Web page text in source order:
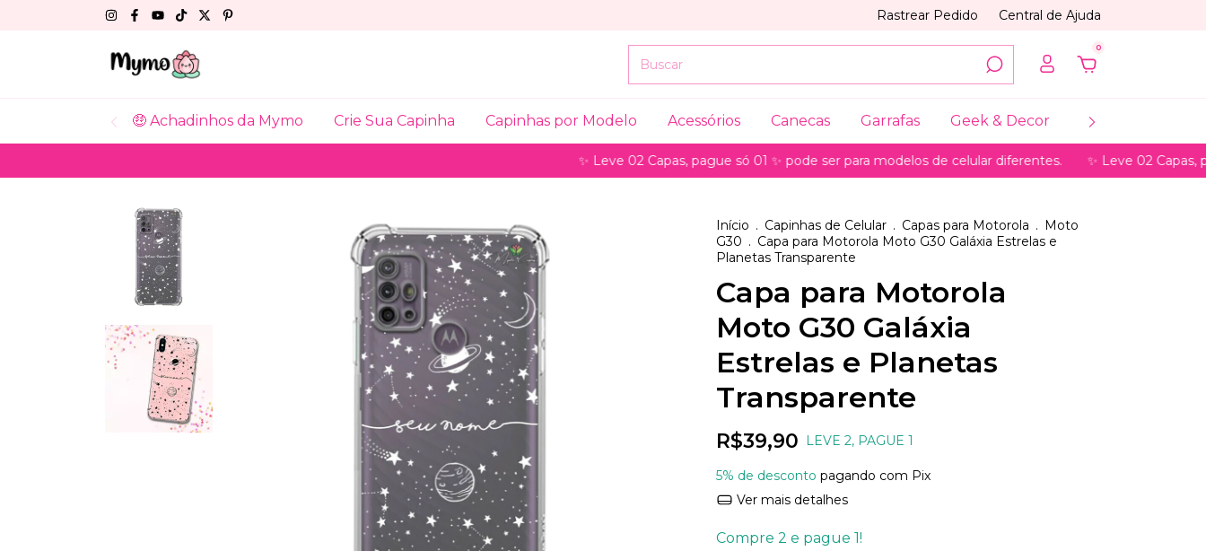
Rastrear Pedido Central de Ajuda
0
🤑 Achadinhos da Mymo Crie Sua Capinha Capinhas por Modelo Acessórios Canecas Garrafas Geek & Decor Coleções
✨ Leve 02 Capas, pague só 01 ✨ pode ser para modelos de celular diferentes. ✨ Leve 02 Capas, pague
Início . Capinhas de Celular . Capas para Motorola . Moto
G30 . Capa para Motorola Moto G30 Galáxia Estrelas e
Planetas Transparente
Capa para Motorola
Moto G30 Galáxia
Estrelas e Planetas
Transparente
R$39,90 LEVE 2, PAGUE 1
5% de desconto pagando com Pix
Ver mais detalhes
Compre 2 e pague 1!